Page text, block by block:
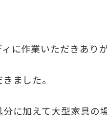
ィに作業いただきあり
ました。
に加えて大型家具の